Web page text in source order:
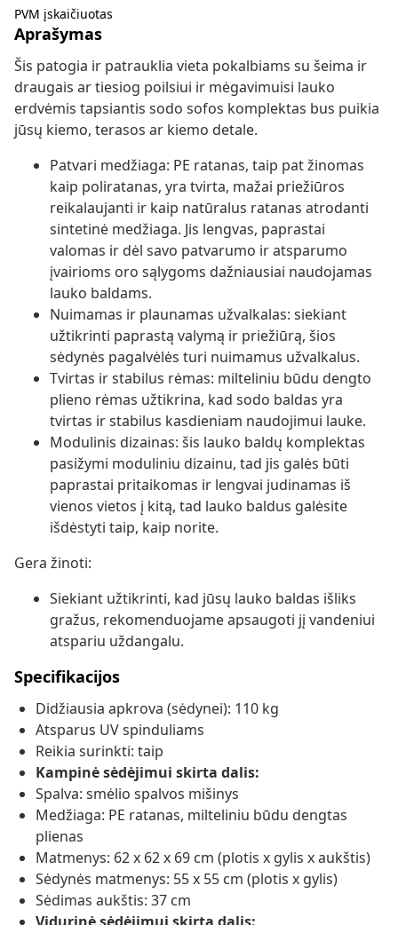
PVM įskaičiuotas
Aprašymas
Šis patogia ir patrauklia vieta pokalbiams su šeima ir
draugais ar tiesiog poilsiui ir mėgavimuisi lauko
erdvėmis tapsiantis sodo sofos komplektas bus puikia
jūsų kiemo, terasos ar kiemo detale.
Patvari medžiaga: PE ratanas, taip pat žinomas
kaip poliratanas, yra tvirta, mažai priežiūros
reikalaujanti ir kaip natūralus ratanas atrodanti
sintetinė medžiaga. Jis lengvas, paprastai
valomas ir dėl savo patvarumo ir atsparumo
įvairioms oro sąlygoms dažniausiai naudojamas
lauko baldams.
Nuimamas ir plaunamas užvalkalas: siekiant
užtikrinti paprastą valymą ir priežiūrą, šios
sėdynės pagalvėlės turi nuimamus užvalkalus.
Tvirtas ir stabilus rėmas: milteliniu būdu dengto
plieno rėmas užtikrina, kad sodo baldas yra
tvirtas ir stabilus kasdieniam naudojimui lauke.
Modulinis dizainas: šis lauko baldų komplektas
pasižymi moduliniu dizainu, tad jis galės būti
paprastai pritaikomas ir lengvai judinamas iš
vienos vietos į kitą, tad lauko baldus galėsite
išdėstyti taip, kaip norite.
Gera žinoti:
Siekiant užtikrinti, kad jūsų lauko baldas išliks
gražus, rekomenduojame apsaugoti jį vandeniui
atspariu uždangalu.
Specifikacijos
Didžiausia apkrova (sėdynei): 110 kg
Atsparus UV spinduliams
Reikia surinkti: taip
Kampinė sėdėjimui skirta dalis:
Spalva: smėlio spalvos mišinys
Medžiaga: PE ratanas, milteliniu būdu dengtas
plienas
Matmenys: 62 x 62 x 69 cm (plotis x gylis x aukštis)
Sėdynės matmenys: 55 x 55 cm (plotis x gylis)
Sėdimas aukštis: 37 cm